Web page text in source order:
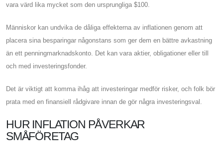
vara värd lika mycket som den ursprungliga $100.
Människor kan undvika de dåliga effekterna av inflationen genom att
placera sina besparingar någonstans som ger dem en bättre avkastning
än ett penningmarknadskonto. Det kan vara aktier, obligationer eller till
och med investeringsfonder.
Det är viktigt att komma ihåg att investeringar medför risker, och folk bör
prata med en finansiell rådgivare innan de gör några investeringsval.
HUR INFLATION PÅVERKAR
SMÅFÖRETAG